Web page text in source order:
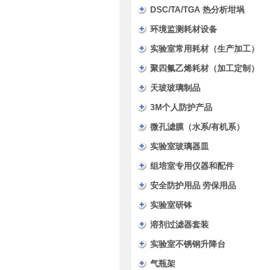
DSC/TA/TGA 热分析坩埚
环境监测耗材设备
实验室常用耗材（生产加工）
聚四氟乙烯耗材（加工定制）
天玻玻璃制品
3M个人防护产品
微孔滤膜（水系/有机系）
实验室玻璃器皿
组培室专用仪器和配件
安全防护用品 劳保用品
实验室研钵
溶剂过滤器套装
实验室不锈钢升降台
气瓶架